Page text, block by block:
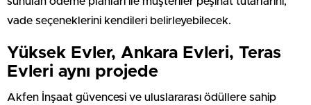
vade seçeneklerini kendileri belirleyebilecek.
Yüksek Evler, Ankara Evleri, Teras
Evleri aynı projede
Akfen İnşaat güvencesi ve uluslararası ödüllere sahip